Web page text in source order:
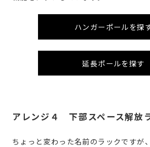
ハンガーポールを探
延長ポールを探す
アレンジ４ 下部スペース解放
ちょっと変わった名前のラックですが